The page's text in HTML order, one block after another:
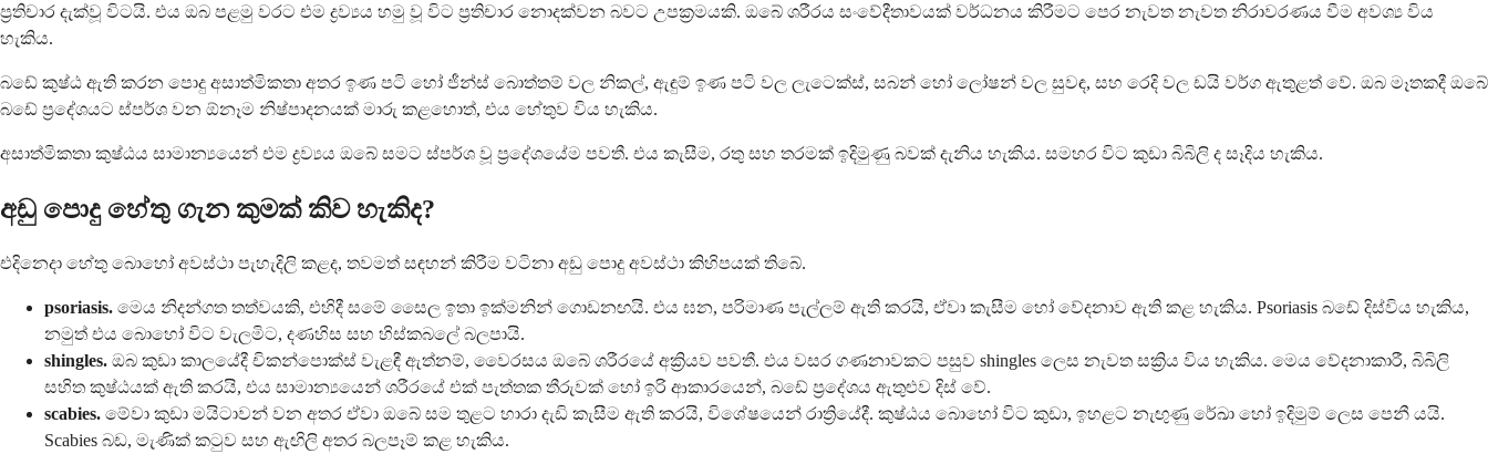
ප්‍රතිචාර දැක්වූ විටයි. එය ඔබ පළමු වරට එම ද්‍රව්‍යය හමු වූ විට ප්‍රතිචාර නොදක්වන බවට උපක්‍රමයකි. ඔබේ ශරීරය සංවේදීතාවයක් වර්ධනය කිරීමට පෙර නැවත නැවත නිරාවරණය වීම අවශ්‍ය විය
හැකිය.
බඩේ කුෂ්ඨ ඇති කරන පොදු අසාත්මිකතා අතර ඉණ පටි හෝ ජීන්ස් බොත්තම් වල නිකල්, ඇඳුම් ඉණ පටි වල ලැටෙක්ස්, සබන් හෝ ලෝෂන් වල සුවඳ, සහ රෙදි වල ඩයි වර්ග ඇතුළත් වේ. ඔබ මෑතකදී ඔබේ
බඩේ ප්‍රදේශයට ස්පර්ශ වන ඕනෑම නිෂ්පාදනයක් මාරු කළහොත්, එය හේතුව විය හැකිය.
අසාත්මිකතා කුෂ්ඨය සාමාන්‍යයෙන් එම ද්‍රව්‍යය ඔබේ සමට ස්පර්ශ වූ ප්‍රදේශයේම පවතී. එය කැසීම, රතු සහ තරමක් ඉදිමුණු බවක් දැනිය හැකිය. සමහර විට කුඩා බිබිලි ද සෑදිය හැකිය.
අඩු පොදු හේතු ගැන කුමක් කිව හැකිද?
එදිනෙදා හේතු බොහෝ අවස්ථා පැහැදිලි කළද, තවමත් සඳහන් කිරීම වටිනා අඩු පොදු අවස්ථා කිහිපයක් තිබේ.
psoriasis. මෙය නිදන්ගත තත්වයකි, එහිදී සමේ සෛල ඉතා ඉක්මනින් ගොඩනඟයි. එය ඝන, පරිමාණ පැල්ලම් ඇති කරයි, ඒවා කැසීම හෝ වේදනාව ඇති කළ හැකිය. Psoriasis බඩේ දිස්විය හැකිය,
නමුත් එය බොහෝ විට වැලමිට, දණහිස සහ හිස්කබලේ බලපායි.
shingles. ඔබ කුඩා කාලයේදී චිකන්පොක්ස් වැළඳී ඇත්නම්, වෛරසය ඔබේ ශරීරයේ අක්‍රියව පවතී. එය වසර ගණනාවකට පසුව shingles ලෙස නැවත සක්‍රිය විය හැකිය. මෙය වේදනාකාරී, බිබිලි
සහිත කුෂ්ඨයක් ඇති කරයි, එය සාමාන්‍යයෙන් ශරීරයේ එක් පැත්තක තීරුවක් හෝ ඉරි ආකාරයෙන්, බඩේ ප්‍රදේශය ඇතුළුව දිස් වේ.
scabies. මේවා කුඩා මයිටාවන් වන අතර ඒවා ඔබේ සම තුළට හාරා දැඩි කැසීම ඇති කරයි, විශේෂයෙන් රාත්‍රියේදී. කුෂ්ඨය බොහෝ විට කුඩා, ඉහළට නැඟුණු රේඛා හෝ ඉදිමුම් ලෙස පෙනී යයි.
Scabies බඩ, මැණික් කටුව සහ ඇඟිලි අතර බලපෑම් කළ හැකිය.